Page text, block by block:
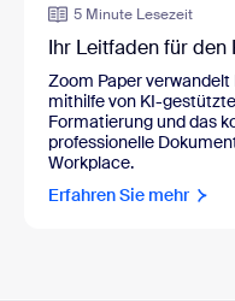
5 Minute Lesezeit
Ihr Leitfaden für den
Zoom Paper
mithilfe von KI-
Formatierung und das
professionelle
Workplace.
Erfahren Sie mehr